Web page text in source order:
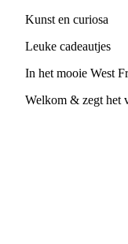
Kunst en curiosa
Leuke cadeautjes
In het mooie West
Welkom & zegt het